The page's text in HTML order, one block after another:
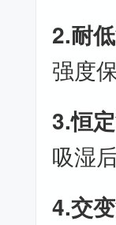
2.耐
强度
3.恒
吸湿
4.交